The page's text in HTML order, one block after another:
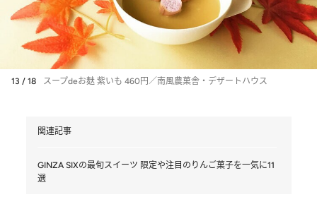
13 / 18 スープdeお麸 紫いも 460円／南風農菓舎・デザートハウス
関連記事
GINZA SIXの最旬スイーツ 限定や注目のりんご菓子を一気に11
選